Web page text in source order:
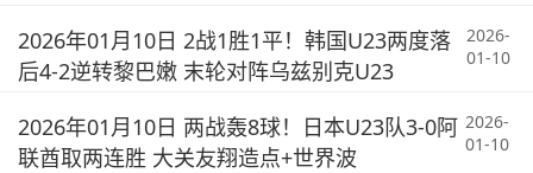
2026年01月10日 2战1胜1平！韩国U23两度落
后4-2逆转黎巴嫩 末轮对阵乌兹别克U23
2026-
01-10
2026年01月10日 两战轰8球！日本U23队3-0阿
联酋取两连胜 大关友翔造点+世界波
2026-
01-10